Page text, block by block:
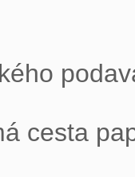
cesta